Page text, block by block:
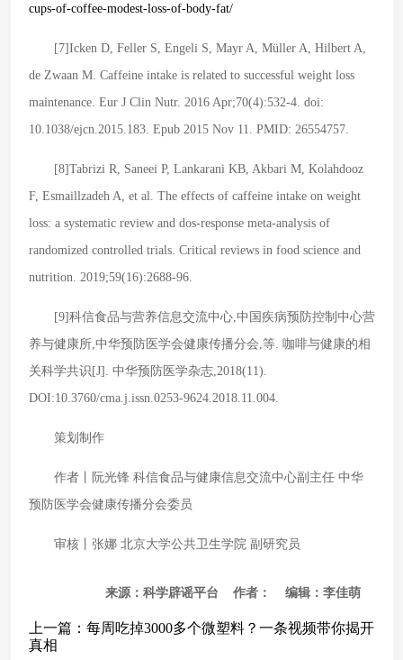
cups-of-coffee-modest-loss-of-body-fat/
[7]Icken D, Feller S, Engeli S, Mayr A, Müller A, Hilbert A,
de Zwaan M. Caffeine intake is related to successful weight loss
maintenance. Eur J Clin Nutr. 2016 Apr;70(4):532-4. doi:
10.1038/ejcn.2015.183. Epub 2015 Nov 11. PMID: 26554757.
[8]Tabrizi R, Saneei P, Lankarani KB, Akbari M, Kolahdooz
F, Esmaillzadeh A, et al. The effects of caffeine intake on weight
loss: a systematic review and dos-response meta-analysis of
randomized controlled trials. Critical reviews in food science and
nutrition. 2019;59(16):2688-96.
[9]科信食品与营养信息交流中心,中国疾病预防控制中心营
养与健康所,中华预防医学会健康传播分会,等. 咖啡与健康的相
关科学共识[J]. 中华预防医学杂志,2018(11).
DOI:10.3760/cma.j.issn.0253-9624.2018.11.004.
策划制作
作者丨阮光锋 科信食品与健康信息交流中心副主任 中华
预防医学会健康传播分会委员
审核丨张娜 北京大学公共卫生学院 副研究员
来源：科学辟谣平台 作者： 编辑：李佳萌
上一篇： 每周吃掉3000多个微塑料？一条视频带你揭开
真相